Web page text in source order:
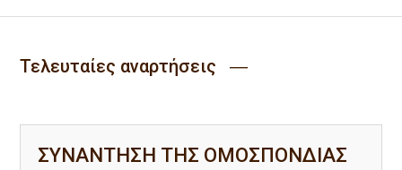
Τελευταίες αναρτήσεις ―
ΣΥΝΑΝΤΗΣΗ ΤΗΣ ΟΜΟΣΠΟΝΔΙΑΣ